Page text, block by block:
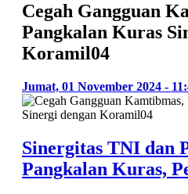
Cegah Gangguan
Pangkalan Kuras
Koramil04
Jumat, 01 November 2024 -
Sinergitas TNI dan
Pangkalan Kuras,